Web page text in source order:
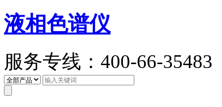
液相色谱仪
服务专线：400-66-35483